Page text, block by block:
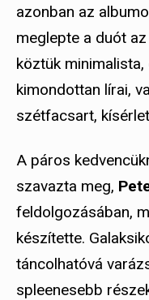
azonban az
meglepte a duót
köztük
kimondottan lírai,
szétfacsart,
A páros
szavazta meg,
feldolgozásában,
készítette.
táncolhatóvá
spleenesebb